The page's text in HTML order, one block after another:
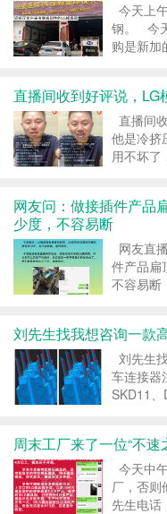
今天上
钢。 今
购是新加
芯子容易
直播间收到好评说，LG
直播间
他是冷挤
用不坏了
铜的克
网友问：做接插件产品
少度，不容易断
网友直
件产品扁
不容易断
度都有...
刘先生找我想咨询一款
刘先生
车连接器
SKD11
周末工厂来了一位“不
今天中
厂，否
先生电话